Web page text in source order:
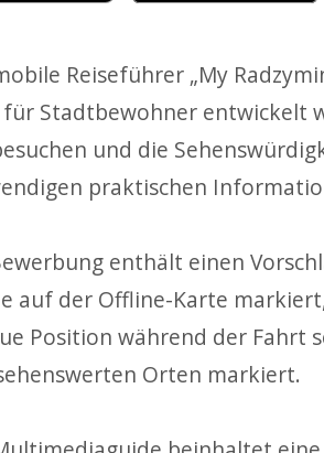
Reiseführer „My
Stadtbewohner entwickelt
und die
praktischen
enthält einen
auf der Offline-Karte
Position während der Fahrt
Orten markiert.